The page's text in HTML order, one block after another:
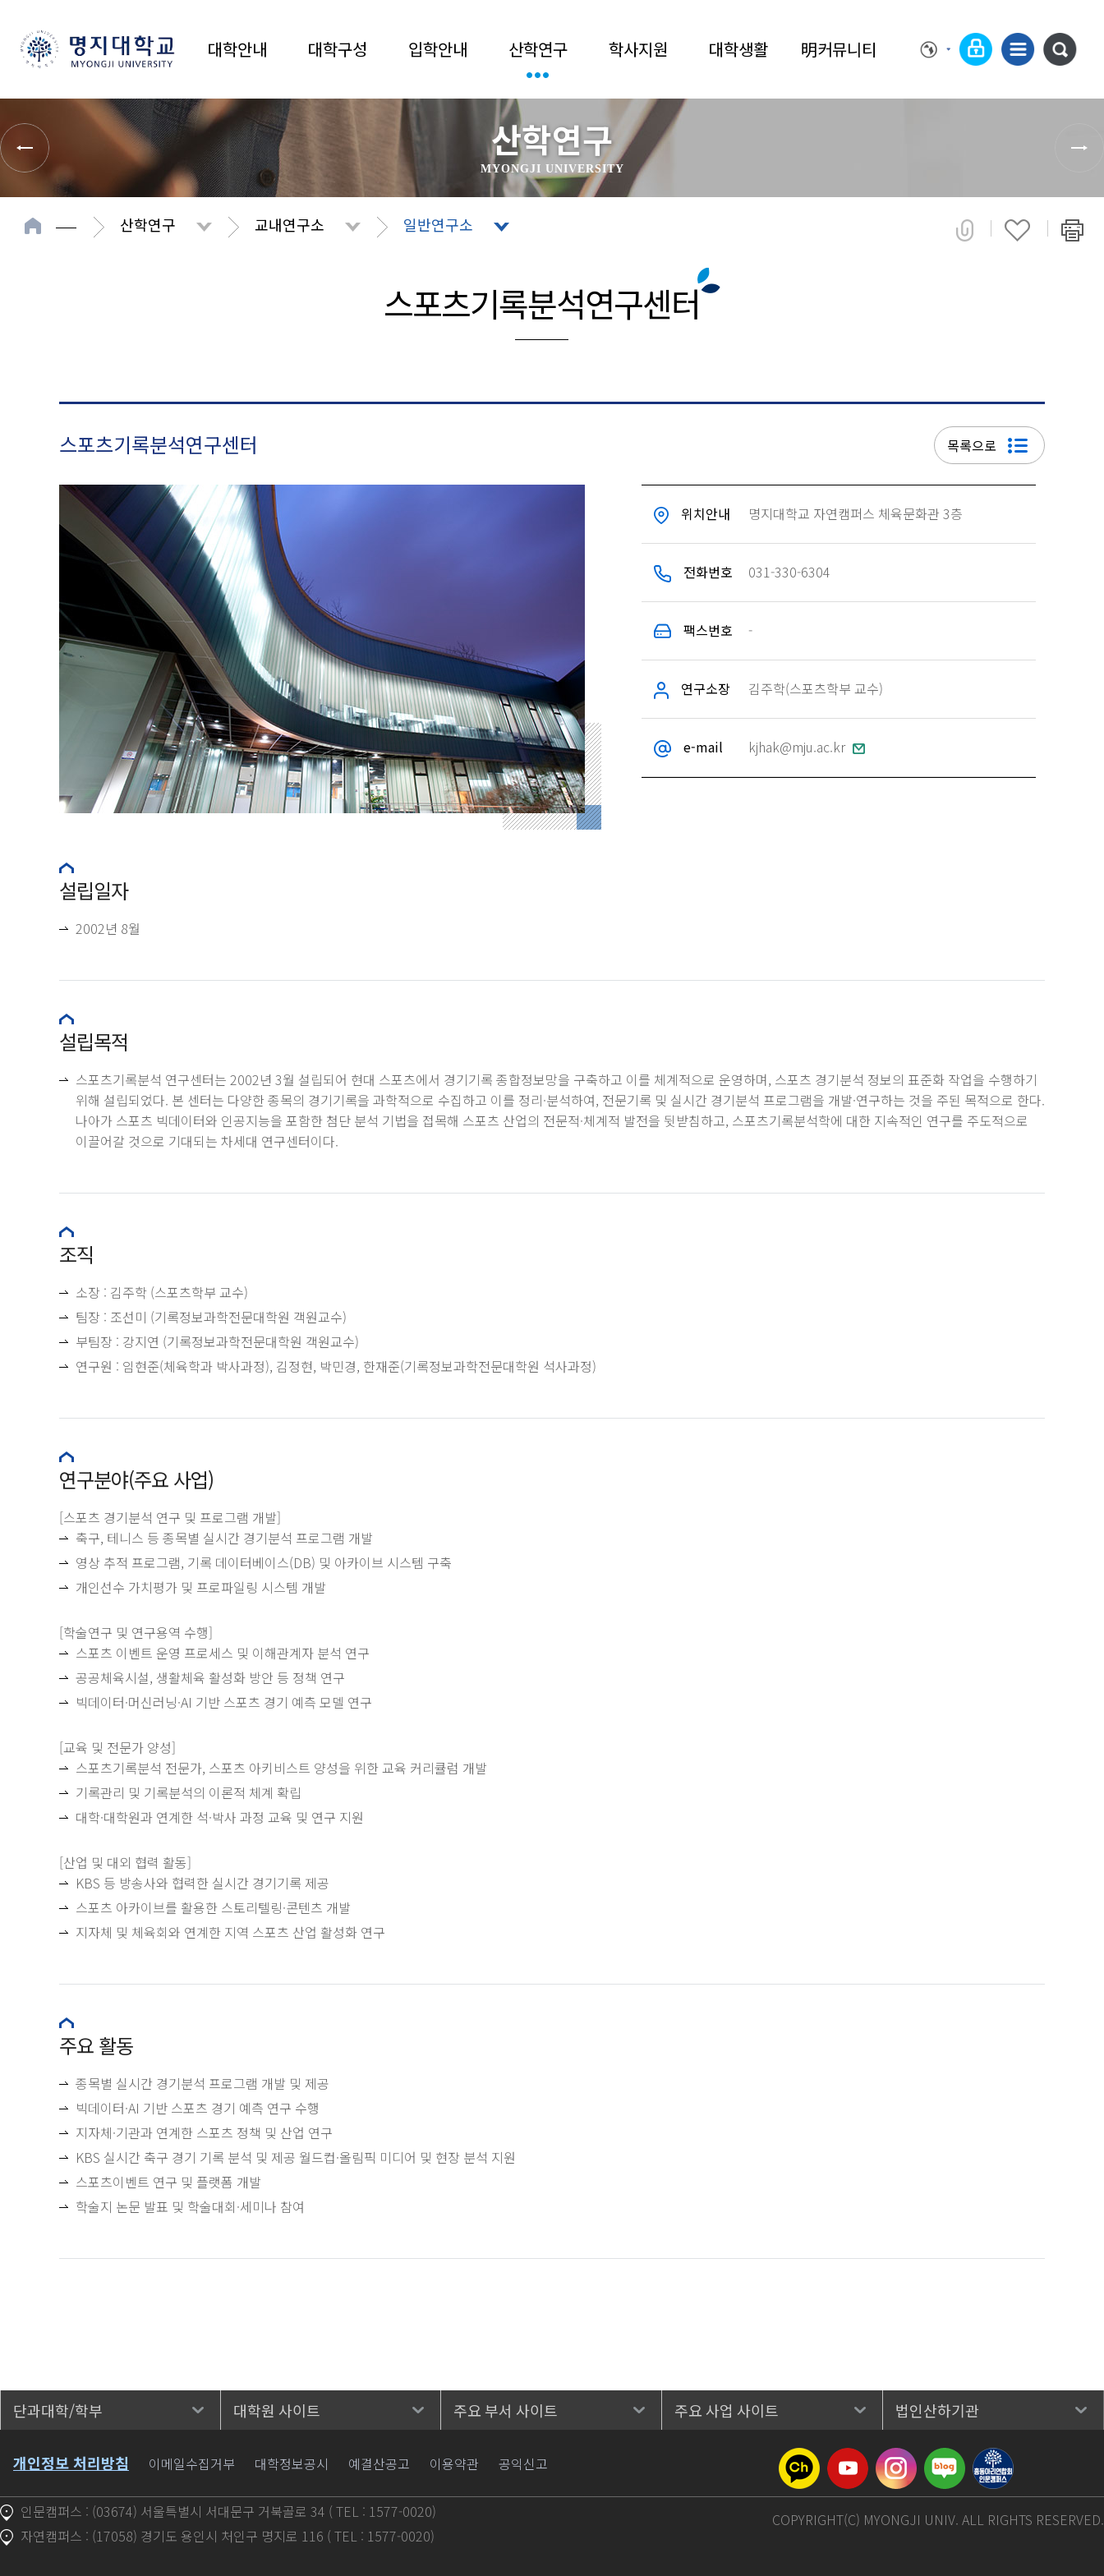
대학안내 대학구성 입학안내 산학연구 학사지원 대학생활 明커뮤니티
산학연구
MYONGJI UNIVERSITY
산학연구 교내연구소 일반연구소
스포츠기록분석연구센터
스포츠기록분석연구센터 목록으로
위치안내 명지대학교 자연캠퍼스 체육문화관 3층
전화번호 031-330-6304
팩스번호 -
연구소장 김주학(스포츠학부 교수)
e-mail kjhak@mju.ac.kr
설립일자
2002년 8월
설립목적
스포츠기록분석 연구센터는 2002년 3월 설립되어 현대 스포츠에서 경기기록 종합정보망을 구축하고 이를 체계적으로 운영하며, 스포츠 경기분석 정보의 표준화 작업을 수행하기
위해 설립되었다. 본 센터는 다양한 종목의 경기기록을 과학적으로 수집하고 이를 정리·분석하여, 전문기록 및 실시간 경기분석 프로그램을 개발·연구하는 것을 주된 목적으로 한다.
나아가 스포츠 빅데이터와 인공지능을 포함한 첨단 분석 기법을 접목해 스포츠 산업의 전문적·체계적 발전을 뒷받침하고, 스포츠기록분석학에 대한 지속적인 연구를 주도적으로
이끌어갈 것으로 기대되는 차세대 연구센터이다.
조직
소장 : 김주학 (스포츠학부 교수)
팀장 : 조선미 (기록정보과학전문대학원 객원교수)
부팀장 : 강지연 (기록정보과학전문대학원 객원교수)
연구원 : 임현준(체육학과 박사과정), 김정현, 박민경, 한재준(기록정보과학전문대학원 석사과정)
연구분야(주요 사업)
[스포츠 경기분석 연구 및 프로그램 개발]
축구, 테니스 등 종목별 실시간 경기분석 프로그램 개발
영상 추적 프로그램, 기록 데이터베이스(DB) 및 아카이브 시스템 구축
개인선수 가치평가 및 프로파일링 시스템 개발
[학술연구 및 연구용역 수행]
스포츠 이벤트 운영 프로세스 및 이해관계자 분석 연구
공공체육시설, 생활체육 활성화 방안 등 정책 연구
빅데이터·머신러닝·AI 기반 스포츠 경기 예측 모델 연구
[교육 및 전문가 양성]
스포츠기록분석 전문가, 스포츠 아키비스트 양성을 위한 교육 커리큘럼 개발
기록관리 및 기록분석의 이론적 체계 확립
대학·대학원과 연계한 석·박사 과정 교육 및 연구 지원
[산업 및 대외 협력 활동]
KBS 등 방송사와 협력한 실시간 경기기록 제공
스포츠 아카이브를 활용한 스토리텔링·콘텐츠 개발
지자체 및 체육회와 연계한 지역 스포츠 산업 활성화 연구
주요 활동
종목별 실시간 경기분석 프로그램 개발 및 제공
빅데이터·AI 기반 스포츠 경기 예측 연구 수행
지자체·기관과 연계한 스포츠 정책 및 산업 연구
KBS 실시간 축구 경기 기록 분석 및 제공 월드컵·올림픽 미디어 및 현장 분석 지원
스포츠이벤트 연구 및 플랫폼 개발
학술지 논문 발표 및 학술대회·세미나 참여
단과대학/학부 대학원 사이트 주요 부서 사이트 주요 사업 사이트 법인산하기관
개인정보 처리방침 이메일수집거부 대학정보공시 예결산공고 이용약관 공익신고
인문캠퍼스 : (03674) 서울특별시 서대문구 거북골로 34 ( TEL : 1577-0020)
자연캠퍼스 : (17058) 경기도 용인시 처인구 명지로 116 ( TEL : 1577-0020)
COPYRIGHT(C) MYONGJI UNIV. ALL RIGHTS RESERVED.